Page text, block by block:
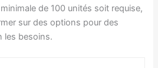
de 100 unités soit requise,
sur des options pour des
les besoins.